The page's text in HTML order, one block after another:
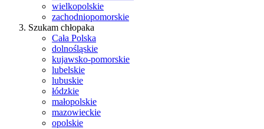
wielkopolskie
zachodniopomorskie
Szukam chłopaka
Cała Polska
dolnośląskie
kujawsko-pomorskie
lubelskie
lubuskie
łódzkie
małopolskie
mazowieckie
opolskie